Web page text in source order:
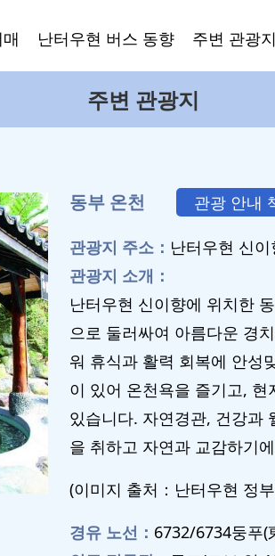
난터우현 버스 동향 주변 관광지
주변 관광지
동부 온천 관광 안내
관광지 주소： 난터우현 신이
관광지 소개：
난터우현 신이향에 위치한
으로 둘러싸여 아름다운 경
워 휴식과 활력 회복에 안성
이 있어 온천욕을 즐기고,
있습니다. 자연경관, 건강과
을 취하고 자연과 교감하기
(이미지 출처：난터우현 정
경유 노선： 6732/6734둥푸(